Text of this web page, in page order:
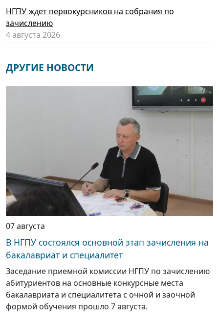
НГПУ ждет первокурсников на собрания по
зачислению
4 августа 2026
ДРУГИЕ НОВОСТИ
07 августа
В НГПУ состоялся основной этап зачисления на
бакалавриат и специалитет
Заседание приемной комиссии НГПУ по зачислению
абитуриентов на основные конкурсные места
бакалавриата и специалитета с очной и заочной
формой обучения прошло 7 августа.